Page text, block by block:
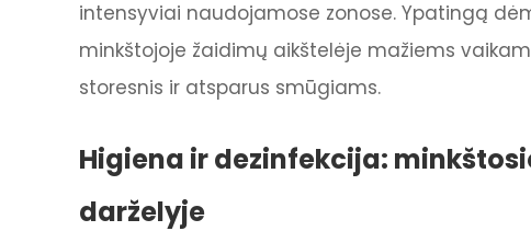
intensyviai naudojamose zonose. Ypatingą
minkštojoje žaidimų aikštelėje mažiems
storesnis ir atsparus smūgiams.
Higiena ir dezinfekcija:
darželyje